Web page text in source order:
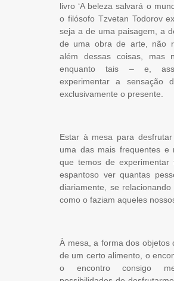
livro ‘A beleza salvará o
o filósofo Tzvetan Todorov
seja a de uma paisagem, a
de uma obra de arte, não
além dessas coisas, mas
enquanto tais – e,
experimentar a sensação
exclusivamente o presente.
Estar à mesa para
uma das mais frequentes e
que temos de
espantoso ver quantas
diariamente, se
como o faziam aqueles
À mesa, a forma dos objetos
de um certo alimento, o
o encontro consigo